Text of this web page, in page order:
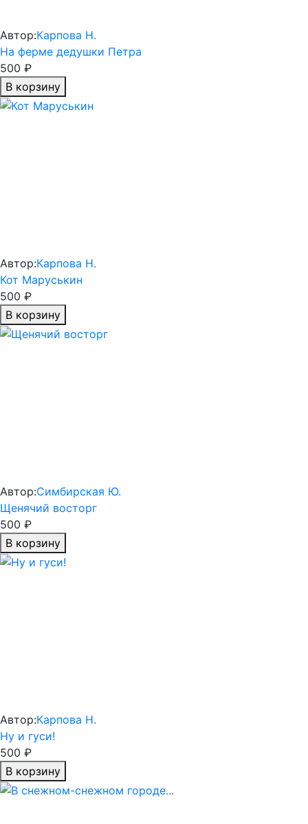
Автор:Карпова Н.
На ферме дедушки Петра
500 ₽
В корзину
Автор:Карпова Н.
Кот Маруськин
500 ₽
В корзину
Автор:Симбирская Ю.
Щенячий восторг
500 ₽
В корзину
Автор:Карпова Н.
Ну и гуси!
500 ₽
В корзину